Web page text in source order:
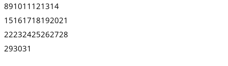
891011 121314
15161718192021
22232425262728
293031